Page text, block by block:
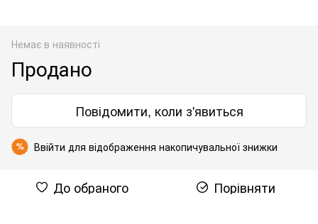
Немає в наявності
Продано
Повідомити, коли з'явиться
% Ввійти для відображення накопичувальної знижки
До обраного Порівняти